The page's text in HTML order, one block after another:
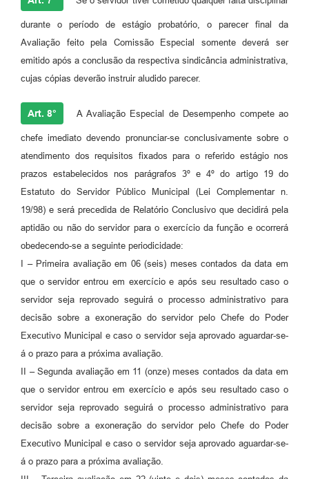
durante o período de estágio probatório, o parecer final da
Avaliação feito pela Comissão Especial somente deverá ser
emitido após a conclusão da respectiva sindicância administrativa,
cujas cópias deverão instruir aludido parecer.
Art. 8° A Avaliação Especial de Desempenho compete ao
chefe imediato devendo pronunciar-se conclusivamente sobre o
atendimento dos requisitos fixados para o referido estágio nos
prazos estabelecidos nos parágrafos 3º e 4º do artigo 19 do
Estatuto do Servidor Público Municipal (Lei Complementar n.
19/98) e será precedida de Relatório Conclusivo que decidirá pela
aptidão ou não do servidor para o exercício da função e ocorrerá
obedecendo-se a seguinte periodicidade:
I – Primeira avaliação em 06 (seis) meses contados da data em
que o servidor entrou em exercício e após seu resultado caso o
servidor seja reprovado seguirá o processo administrativo para
decisão sobre a exoneração do servidor pelo Chefe do Poder
Executivo Municipal e caso o servidor seja aprovado aguardar-se-
á o prazo para a próxima avaliação.
II – Segunda avaliação em 11 (onze) meses contados da data em
que o servidor entrou em exercício e após seu resultado caso o
servidor seja reprovado seguirá o processo administrativo para
decisão sobre a exoneração do servidor pelo Chefe do Poder
Executivo Municipal e caso o servidor seja aprovado aguardar-se-
á o prazo para a próxima avaliação.